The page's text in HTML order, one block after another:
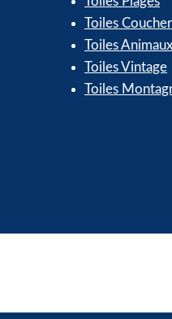
Toiles
Toiles Animaux
Toiles Vintage
Toiles